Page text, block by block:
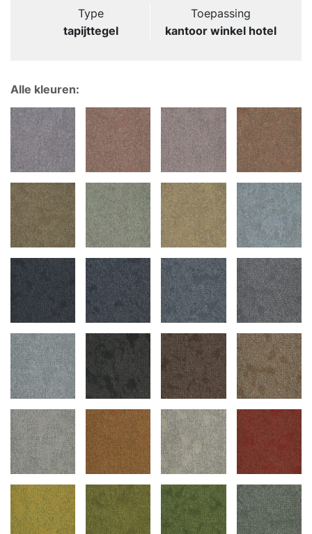
Type
tapijttegel
Toepassing
kantoor winkel hotel
Alle kleuren: